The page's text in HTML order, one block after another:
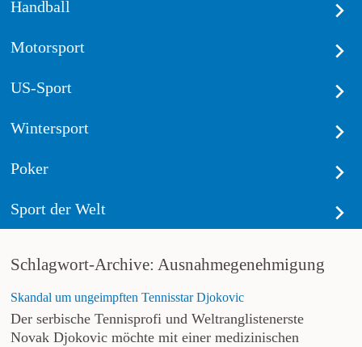
Handball
Motorsport
US-Sport
Wintersport
Poker
Sport der Welt
Schlagwort-Archive: Ausnahmegenehmigung
Skandal um ungeimpften Tennisstar Djokovic
Der serbische Tennisprofi und Weltranglistenerste
Novak Djokovic möchte mit einer medizinischen